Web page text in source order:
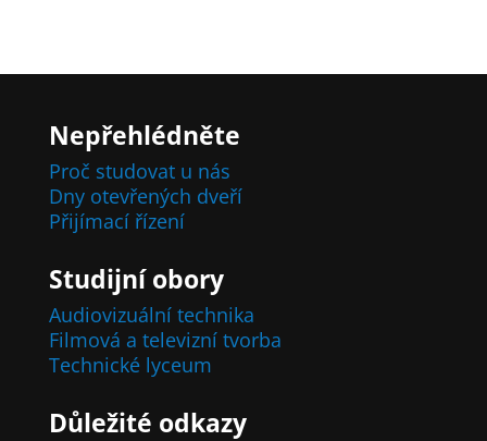
Nepřehlédněte
Proč studovat u nás
Dny otevřených dveří
Přijímací řízení
Studijní obory
Audiovizuální technika
Filmová a televizní tvorba
Technické lyceum
Důležité odkazy